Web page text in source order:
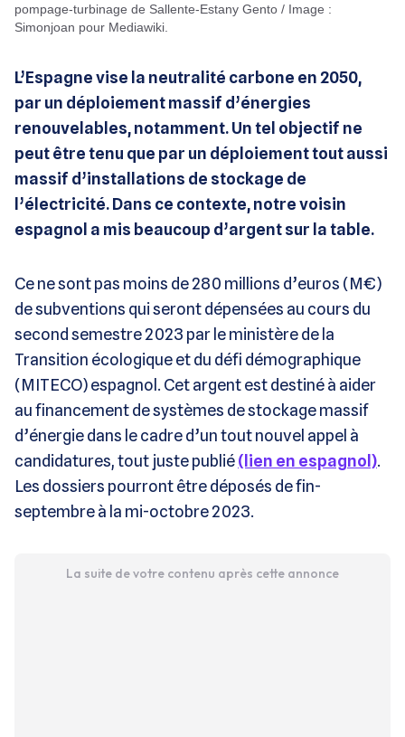
pompage-turbinage de Sallente-Estany Gento / Image :
Simonjoan pour Mediawiki.
L’Espagne vise la neutralité carbone en 2050,
par un déploiement massif d’énergies
renouvelables, notamment. Un tel objectif ne
peut être tenu que par un déploiement tout aussi
massif d’installations de stockage de
l’électricité. Dans ce contexte, notre voisin
espagnol a mis beaucoup d’argent sur la table.
Ce ne sont pas moins de 280 millions d’euros (M€)
de subventions qui seront dépensées au cours du
second semestre 2023 par le ministère de la
Transition écologique et du défi démographique
(MITECO) espagnol. Cet argent est destiné à aider
au financement de systèmes de stockage massif
d’énergie dans le cadre d’un tout nouvel appel à
candidatures, tout juste publié(lien en espagnol).
Les dossiers pourront être déposés de fin-
septembre à la mi-octobre 2023.
La suite de votre contenu après cette annonce